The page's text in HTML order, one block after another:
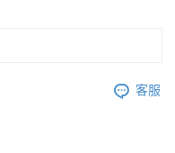
客服